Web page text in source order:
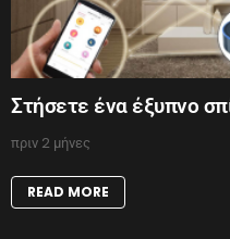
Στήσετε ένα έξυπνο
πριν 2 μήνες
READ MORE